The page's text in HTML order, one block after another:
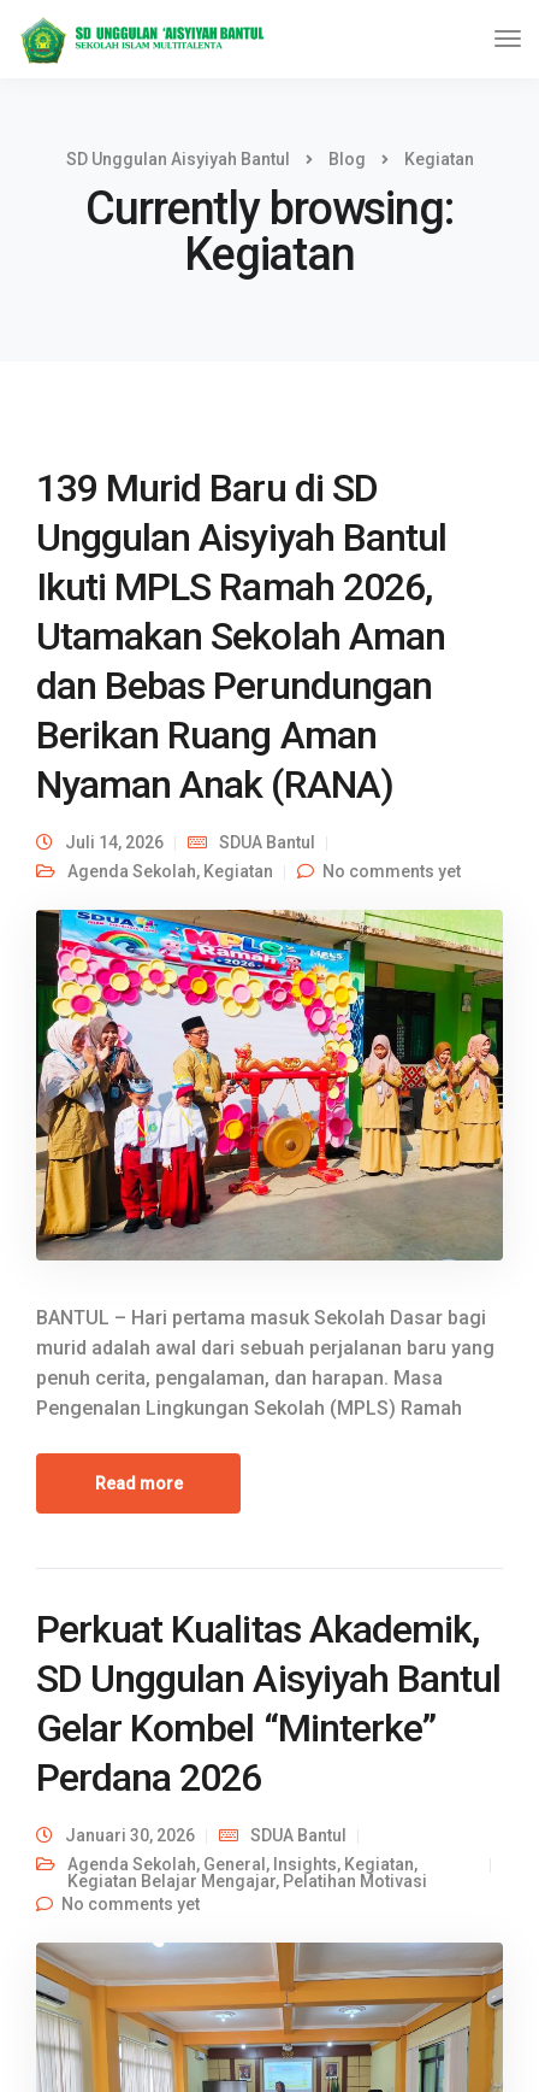
SD Unggulan Aisyiyah Bantul Blog Kegiatan
Currently browsing:
Kegiatan
139 Murid Baru di SD
Unggulan Aisyiyah Bantul
Ikuti MPLS Ramah 2026,
Utamakan Sekolah Aman
dan Bebas Perundungan
Berikan Ruang Aman
Nyaman Anak (RANA)
Juli 14, 2026
SDUA Bantul
Agenda Sekolah, Kegiatan No comments yet
BANTUL – Hari pertama masuk Sekolah Dasar bagi
murid adalah awal dari sebuah perjalanan baru yang
penuh cerita, pengalaman, dan harapan. Masa
Pengenalan Lingkungan Sekolah (MPLS) Ramah
Read more
Perkuat Kualitas Akademik,
SD Unggulan Aisyiyah Bantul
Gelar Kombel “Minterke”
Perdana 2026
Januari 30, 2026
SDUA Bantul
Agenda Sekolah, General , Insights, Kegiatan,
Kegiatan Belajar Mengajar, Pelatihan Motivasi
No comments yet